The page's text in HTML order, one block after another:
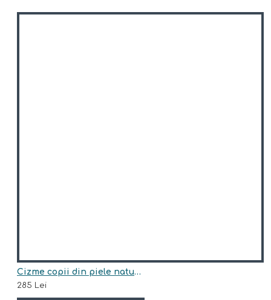
Cizme copii din piele naturala model JUNI
285 Lei